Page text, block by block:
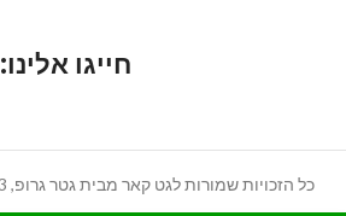
חייגו אלינו: 077-2315926
כל הזכויות שמורות לגט קאר מבית גטר גרופ, Getter Get Care 2023